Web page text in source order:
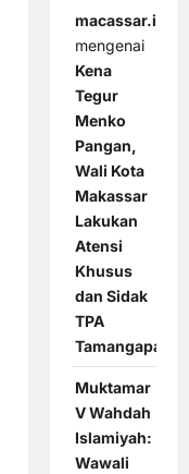
macassar.id
mengenai
Kena
Tegur
Menko
Pangan,
Wali Kota
Makassar
Lakukan
Atensi
Khusus
dan Sidak
TPA
Tamangapa
Muktamar
V Wahdah
Islamiyah:
Wawali